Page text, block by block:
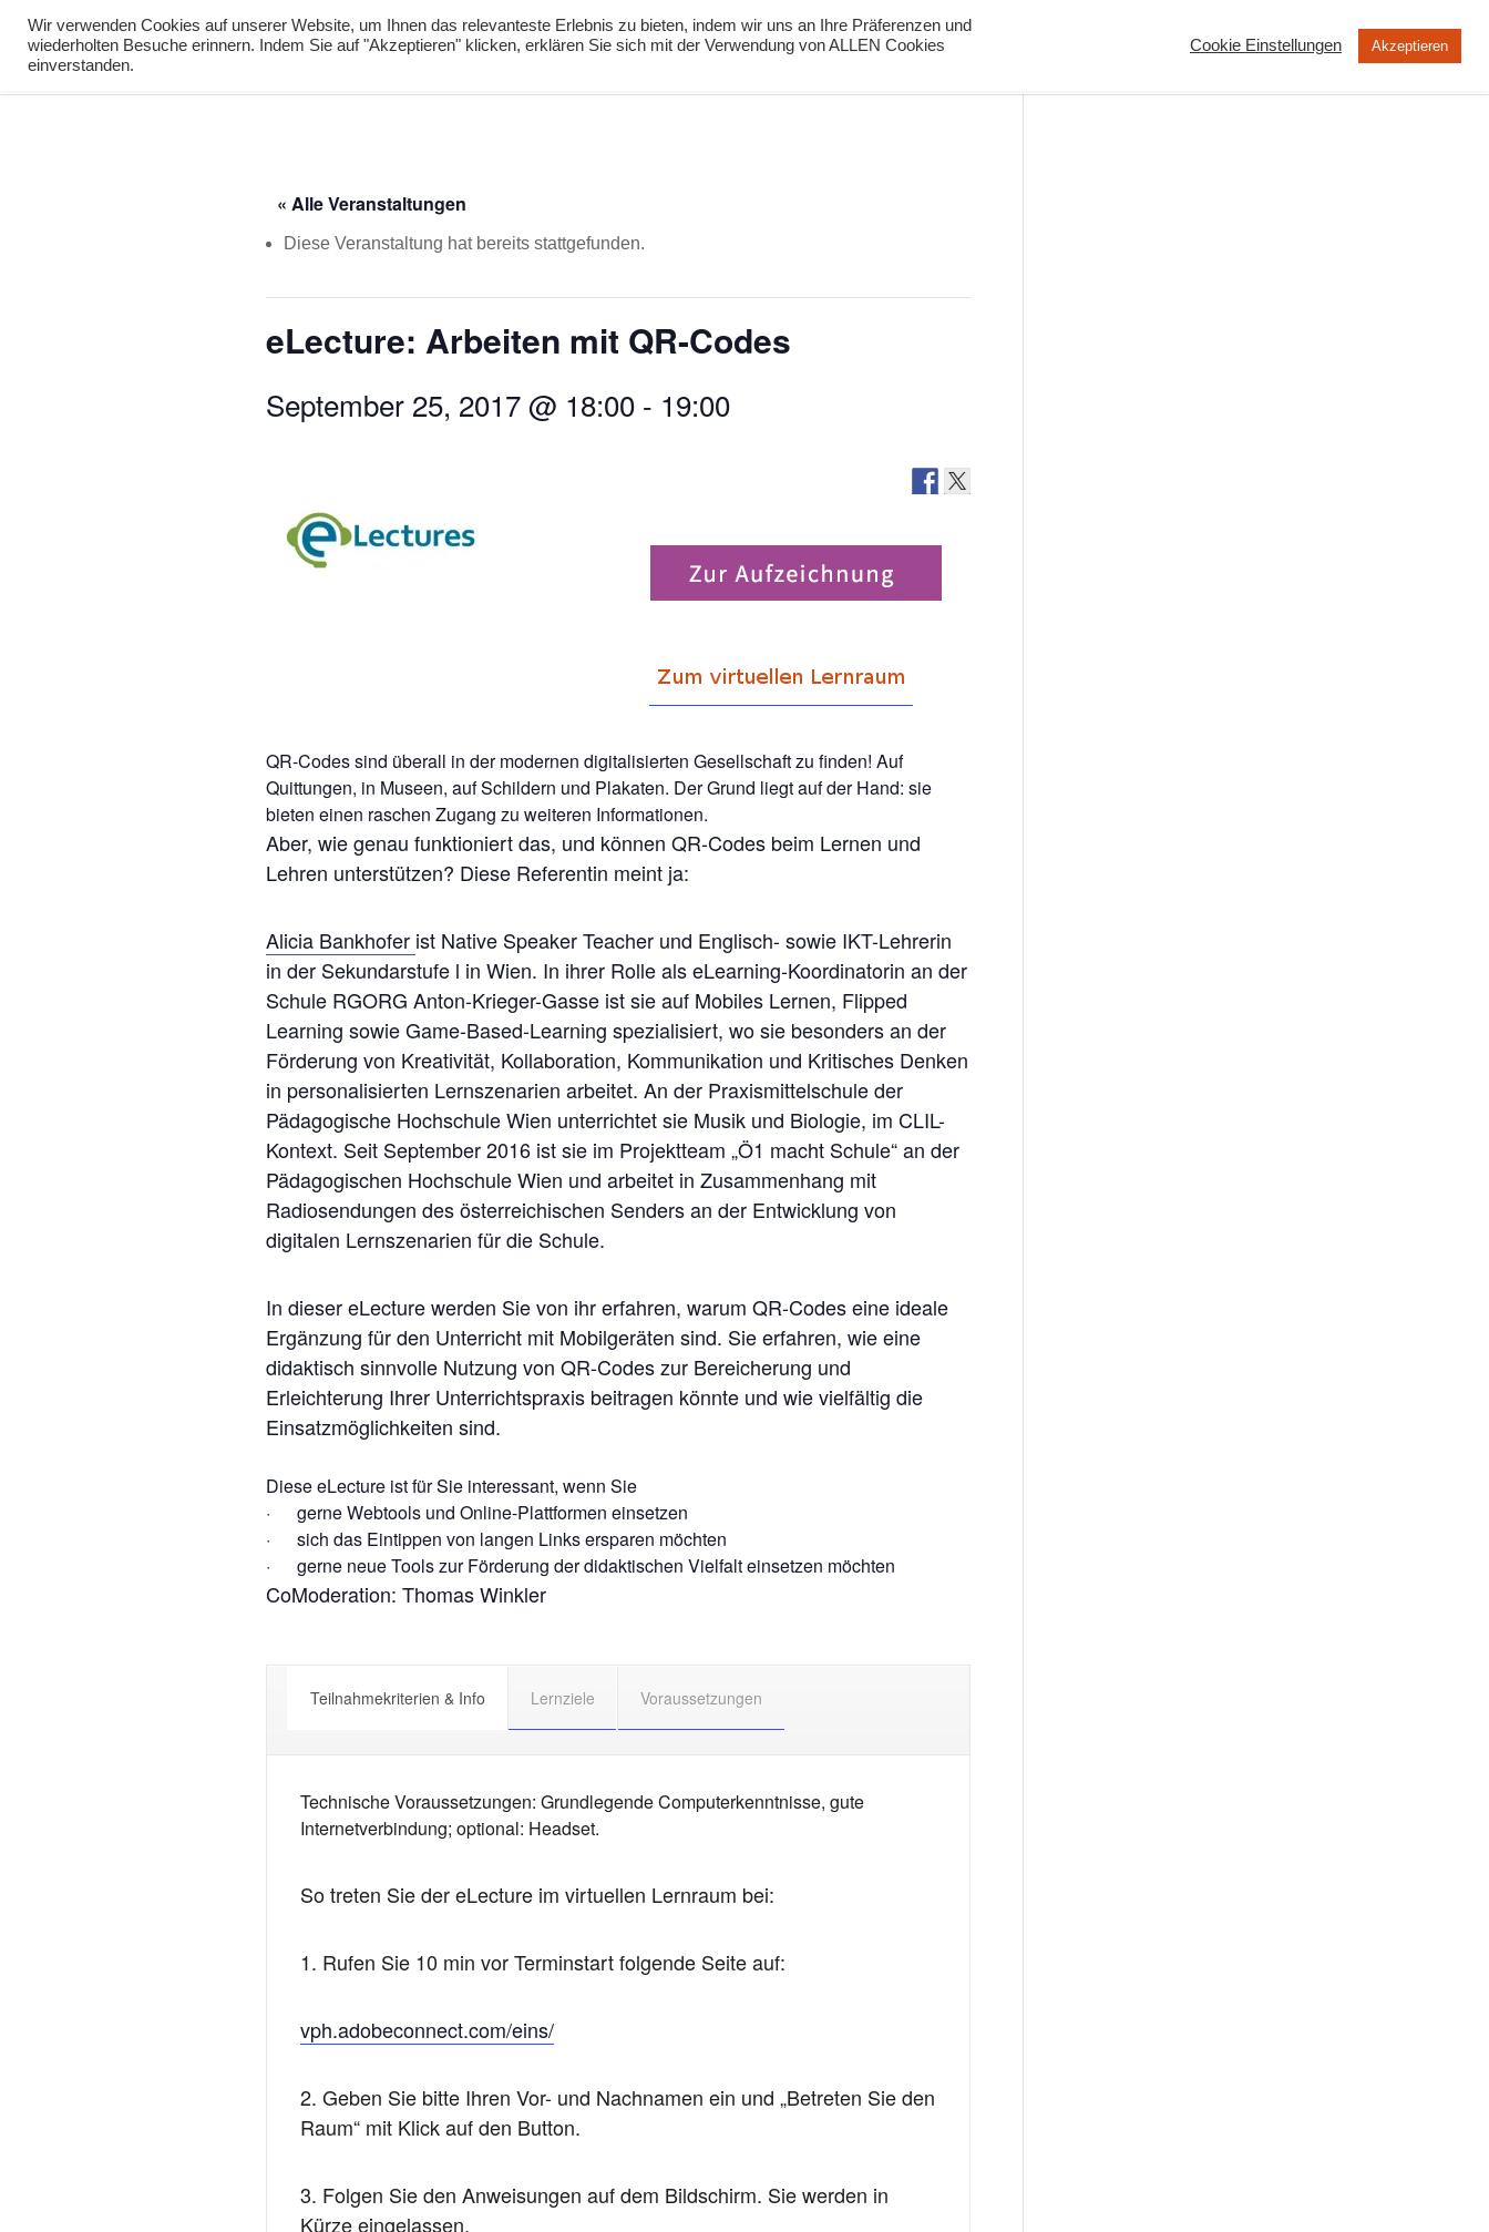
info@virtuelle-ph.at
« Alle Veranstaltungen
Diese Veranstaltung hat bereits stattgefunden.
eLecture: Arbeiten mit QR-Codes
September 25, 2017 @ 18:00 - 19:00
QR-Codes sind überall in der modernen digitalisierten Gesellschaft zu finden! Auf
Quittungen, in Museen, auf Schildern und Plakaten. Der Grund liegt auf der Hand: sie
bieten einen raschen Zugang zu weiteren Informationen.
Aber, wie genau funktioniert das, und können QR-Codes beim Lernen und
Lehren unterstützen? Diese Referentin meint ja:
Alicia Bankhofer ist Native Speaker Teacher und Englisch- sowie IKT-Lehrerin
in der Sekundarstufe l in Wien. In ihrer Rolle als eLearning-Koordinatorin an der
Schule RGORG Anton-Krieger-Gasse ist sie auf Mobiles Lernen, Flipped
Learning sowie Game-Based-Learning spezialisiert, wo sie besonders an der
Förderung von Kreativität, Kollaboration, Kommunikation und Kritisches Denken
in personalisierten Lernszenarien arbeitet. An der Praxismittelschule der
Pädagogische Hochschule Wien unterrichtet sie Musik und Biologie, im CLIL-
Kontext. Seit September 2016 ist sie im Projektteam „Ö1 macht Schule“ an der
Pädagogischen Hochschule Wien und arbeitet in Zusammenhang mit
Radiosendungen des österreichischen Senders an der Entwicklung von
digitalen Lernszenarien für die Schule.
In dieser eLecture werden Sie von ihr erfahren, warum QR-Codes eine ideale
Ergänzung für den Unterricht mit Mobilgeräten sind. Sie erfahren, wie eine
didaktisch sinnvolle Nutzung von QR-Codes zur Bereicherung und
Erleichterung Ihrer Unterrichtspraxis beitragen könnte und wie vielfältig die
Einsatzmöglichkeiten sind.
Diese eLecture ist für Sie interessant, wenn Sie
· gerne Webtools und Online-Plattformen einsetzen
· sich das Eintippen von langen Links ersparen möchten
· gerne neue Tools zur Förderung der didaktischen Vielfalt einsetzen möchten
CoModeration: Thomas Winkler
Teilnahmekriterien & Info Lernziele Voraussetzungen
Technische Voraussetzungen: Grundlegende Computerkenntnisse, gute
Internetverbindung; optional: Headset.
So treten Sie der eLecture im virtuellen Lernraum bei:
1. Rufen Sie 10 min vor Terminstart folgende Seite auf:
vph.adobeconnect.com/eins/
2. Geben Sie bitte Ihren Vor- und Nachnamen ein und „Betreten Sie den
Raum“ mit Klick auf den Button.
3. Folgen Sie den Anweisungen auf dem Bildschirm. Sie werden in
Kürze eingelassen.
Wir verwenden Cookies auf unserer Website, um Ihnen das relevanteste Erlebnis zu bieten, indem wir uns an Ihre Präferenzen und
wiederholten Besuche erinnern. Indem Sie auf "Akzeptieren" klicken, erklären Sie sich mit der Verwendung von ALLEN Cookies
einverstanden.
Cookie Einstellungen Akzeptieren